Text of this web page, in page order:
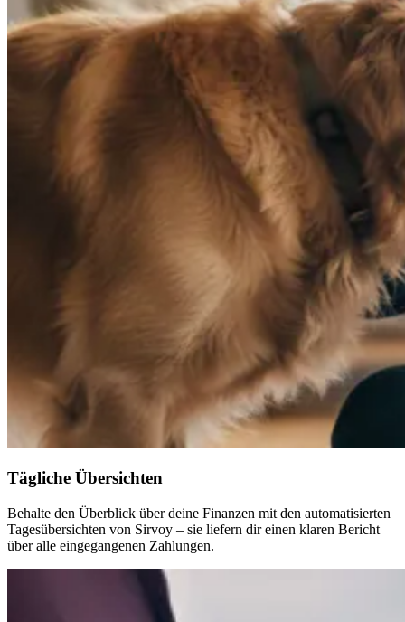
Tägliche Übersichten
Behalte den Überblick über deine Finanzen mit den automatisierten
Tagesübersichten von Sirvoy – sie liefern dir einen klaren Bericht
über alle eingegangenen Zahlungen.